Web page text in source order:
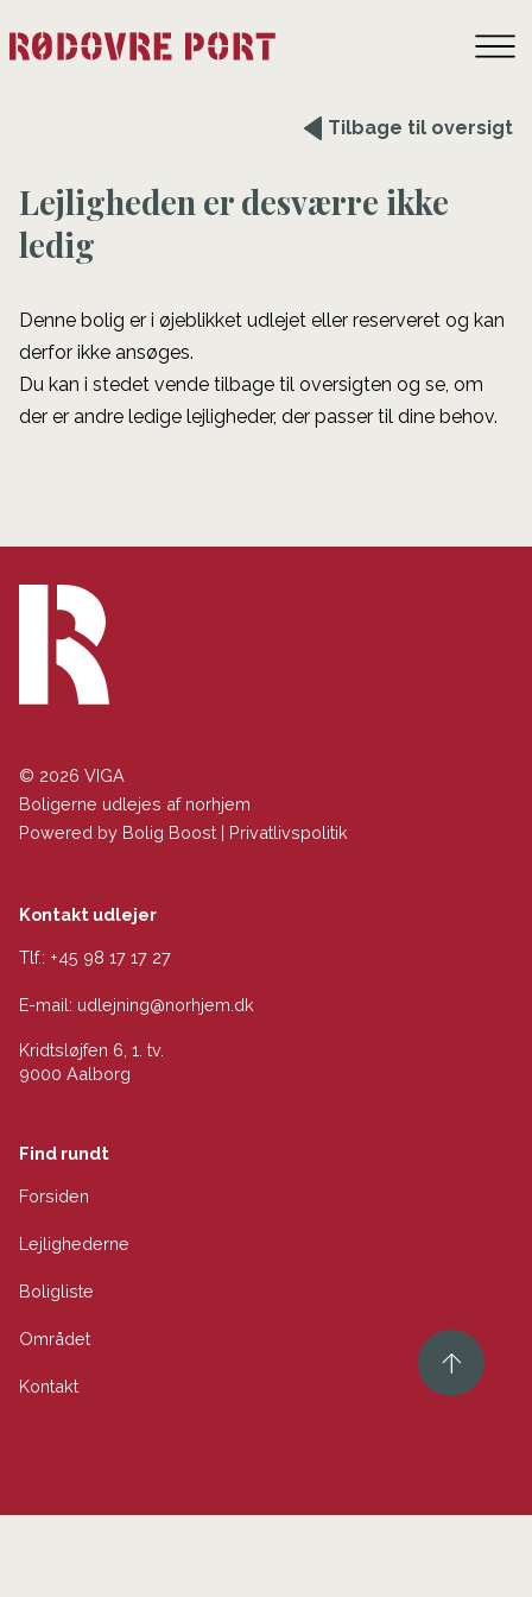
Tilbage til oversigt
Lejligheden er desværre ikke
ledig
Denne bolig er i øjeblikket udlejet eller reserveret og kan
derfor ikke ansøges.
Du kan i stedet vende tilbage til oversigten og se, om
der er andre ledige lejligheder, der passer til dine behov.
© 2026 VIGA
Boligerne udlejes af norhjem
Powered by Bolig Boost | Privatlivspolitik
Kontakt udlejer
Tlf.: +45 98 17 17 27
E-mail: udlejning@norhjem.dk
Kridtsløjfen 6, 1. tv.
9000 Aalborg
Find rundt
Forsiden
Lejlighederne
Boligliste
Området
Kontakt